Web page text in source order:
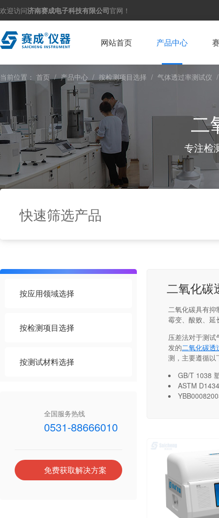
欢迎访问济南赛成电子科技有限公司官网！
网站首页 产品中心
当前位置： 首页 / 产品中心 / 按检测项目选择 / 气体透过率测试仪 /
二
专注检
快速筛选产品
按应用领域选择
按检测项目选择
按测试材料选择
全国服务热线
0531-88666010
免费获取解决方案
二氧化碳
二氧化碳具有抑
霉变、酸败、延
压差法对于测
发的二氧化碳透
测，主要遵循以
GB/T 1038
ASTM